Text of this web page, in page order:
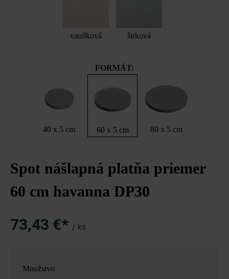
vanilková štrková
FORMÁT:
40 x 5 cm 60 x 5 cm 80 x 5 cm
Spot nášlapná platňa priemer
60 cm havanna DP30
73,43 €* / ks
Množstvo